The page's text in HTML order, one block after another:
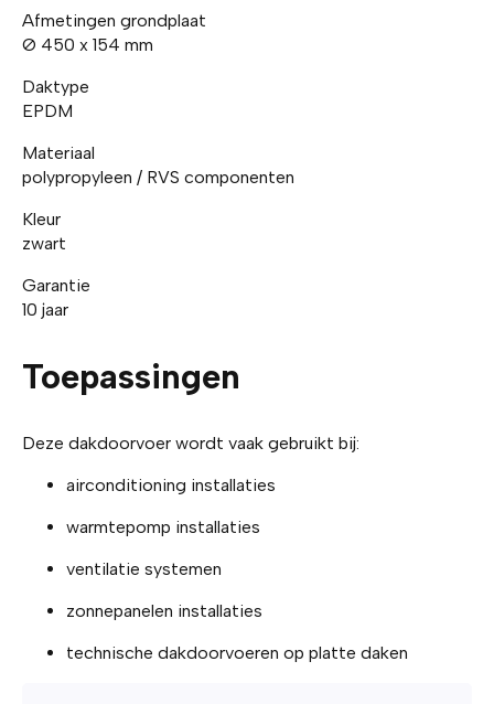
Afmetingen grondplaat
Ø 450 x 154 mm
Daktype
EPDM
Materiaal
polypropyleen / RVS componenten
Kleur
zwart
Garantie
10 jaar
Toepassingen
Deze dakdoorvoer wordt vaak gebruikt bij:
airconditioning installaties
warmtepomp installaties
ventilatie systemen
zonnepanelen installaties
technische dakdoorvoeren op platte daken